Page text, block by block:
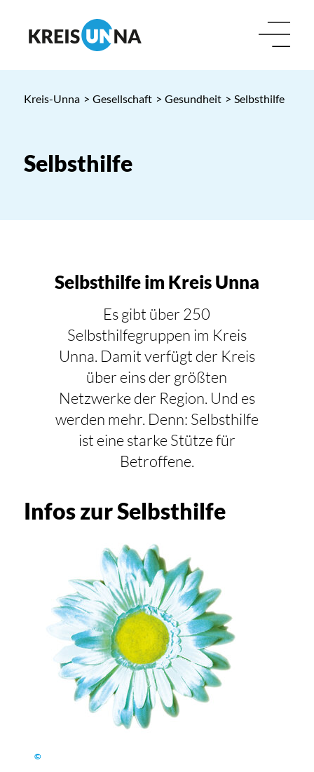
Kreis-Unna > Gesellschaft > Gesundheit > Selbsthilfe
Selbsthilfe
Selbsthilfe im Kreis Unna
Es gibt über 250
Selbsthilfegruppen im Kreis
Unna. Damit verfügt der Kreis
über eins der größten
Netzwerke der Region. Und es
werden mehr. Denn: Selbsthilfe
ist eine starke Stütze für
Betroffene.
Infos zur Selbsthilfe
©